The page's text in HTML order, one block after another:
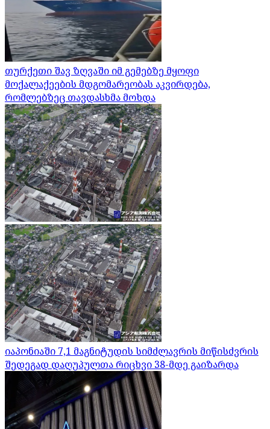
თურქეთი შავ ზღვაში იმ გემებზე მყოფი
მოქალაქეების მდგომარეობას აკვირდება,
რომლებზეც თავდასხმა მოხდა
იაპონიაში 7,1 მაგნიტუდის სიმძლავრის მიწისძვრის
შედეგად დაღუპულთა რიცხვი 38-მდე გაიზარდა